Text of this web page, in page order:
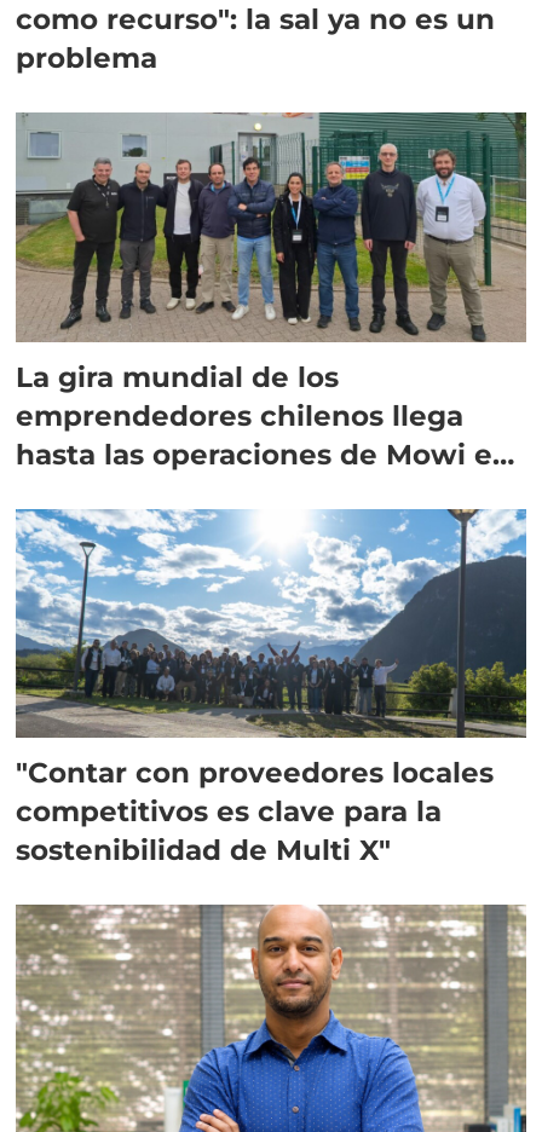
como recurso": la sal ya no es un
problema
La gira mundial de los
emprendedores chilenos llega
hasta las operaciones de Mowi en
"Contar con proveedores locales
competitivos es clave para la
sostenibilidad de Multi X"